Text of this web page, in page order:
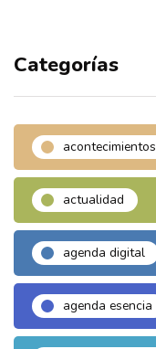
Categorías
acontecimientos
actualidad
agenda digital
agenda esencia